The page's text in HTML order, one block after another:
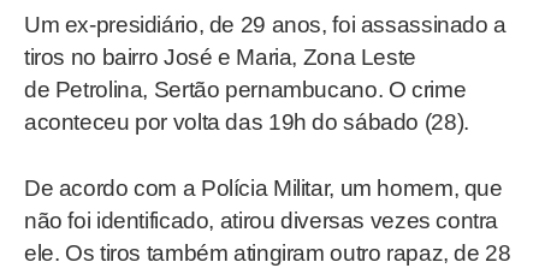
Um ex-presidiário, de 29 anos, foi assassinado a
tiros no bairro José e Maria, Zona Leste
de Petrolina, Sertão pernambucano. O crime
aconteceu por volta das 19h do sábado (28).
De acordo com a Polícia Militar, um homem, que
não foi identificado, atirou diversas vezes contra
ele. Os tiros também atingiram outro rapaz, de 28